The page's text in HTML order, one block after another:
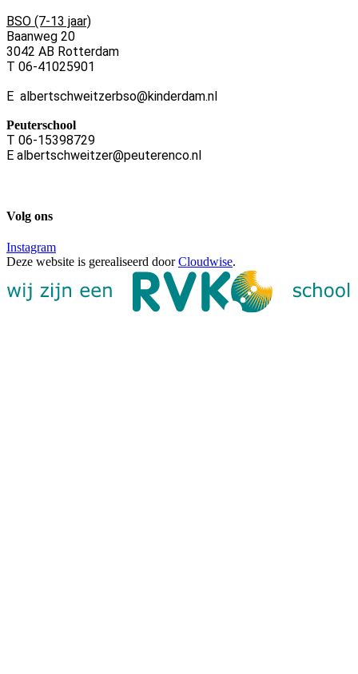
BSO (7-13 jaar)
Baanweg 20
3042 AB Rotterdam
T 06-41025901
E albertschweitzerbso@kinderdam.nl
Peuterschool
T 06-15398729
E albertschweitzer@peuterenco.nl
Volg ons
Instagram
Deze website is gerealiseerd doorCloudwise.